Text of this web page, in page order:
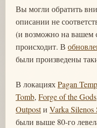
Вы могли обратить
описании не
(и возможно на вашем
происходит. В
были произведены
В локацияхPagan
Tomb, Forge of the Gods
Outpostи Varka Silenos
были выше 80-го